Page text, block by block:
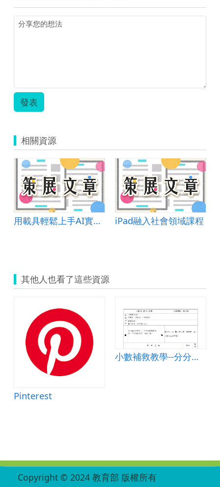
發表
相關資源
用載具輕鬆上手AI實作課程 iPad融入社會領域課程
其他人也看了這些資源
Pinterest
小數補救教學--分分合合
Copyright © 2024 教育部 版權所有